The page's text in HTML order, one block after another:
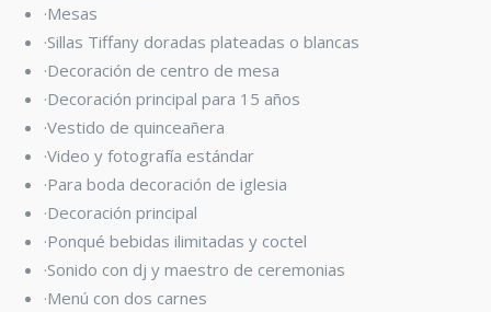
·Mesas
·Sillas Tiffany doradas plateadas o blancas
·Decoración de centro de mesa
·Decoración principal para 15 años
·Vestido de quinceañera
·Video y fotografía estándar
·Para boda decoración de iglesia
·Decoración principal
·Ponqué bebidas ilimitadas y coctel
·Sonido con dj y maestro de ceremonias
·Menú con dos carnes